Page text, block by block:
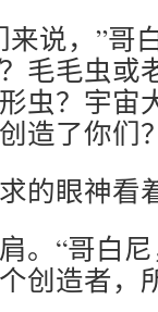
来说，”哥
？毛毛虫或
虫？宇宙
造了你们
的眼神看
。“哥白
创造者，